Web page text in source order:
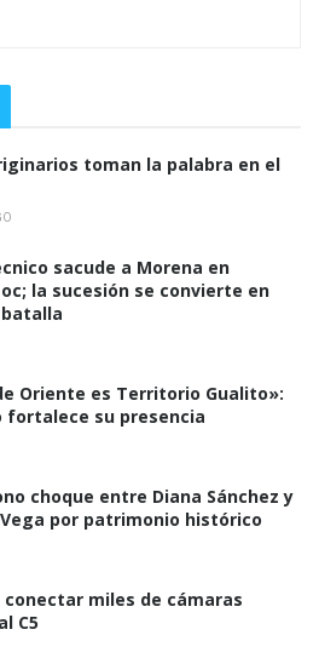
toman la palabra en el
sacude a Morena en
la sucesión se convierte en
Oriente es Territorio Gualito»:
fortalece su presencia
choque entre Diana Sánchez y
por patrimonio histórico
conectar miles de cámaras
C5